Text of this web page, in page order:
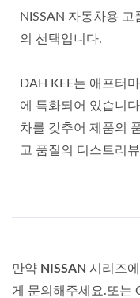
NISSAN 자동차용 고
의 선택입니다.
DAH KEE는 애프터
에 특화되어 있습니
차를 갖추어 제품의
고 품질의 디스트리
만약 NISSAN 시리즈
게 문의해주세요.또는